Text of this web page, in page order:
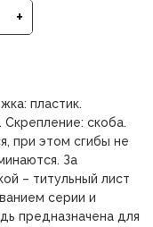
+
пластик.
Скрепление: скоба.
при этом сгибы не
За
– титульный лист
серии и
предназначена для